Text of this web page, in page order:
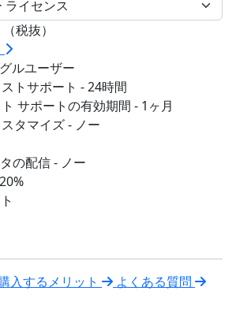
税抜）
ルユーザー
トサポート - 24時間
サポートの有効期間 - 1ヶ月
タマイズ - ノー
の配信 - ノー
入するメリット よくある質問